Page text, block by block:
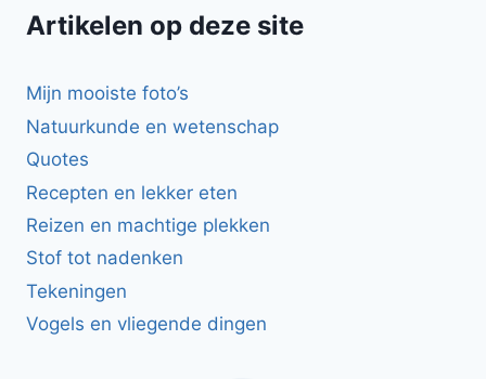
Artikelen op deze site
Mijn mooiste foto’s
Natuurkunde en wetenschap
Quotes
Recepten en lekker eten
Reizen en machtige plekken
Stof tot nadenken
Tekeningen
Vogels en vliegende dingen